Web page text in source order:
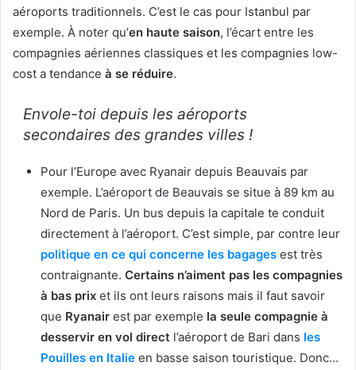
aéroports traditionnels. C’est le cas pour Istanbul par
exemple. À noter qu’en haute saison, l’écart entre les
compagnies aériennes classiques et les compagnies low-
cost a tendance à se réduire.
Envole-toi depuis les aéroports
secondaires des grandes villes !
Pour l’Europe avec Ryanair depuis Beauvais par
exemple. L’aéroport de Beauvais se situe à 89 km au
Nord de Paris. Un bus depuis la capitale te conduit
directement à l’aéroport. C’est simple, par contre leur
politique en ce qui concerne les bagages est très
contraignante. Certains n’aiment pas les compagnies
à bas prix et ils ont leurs raisons mais il faut savoir
que Ryanair est par exemple la seule compagnie à
desservir en vol direct l’aéroport de Bari dans les
Pouilles en Italie en basse saison touristique. Donc…